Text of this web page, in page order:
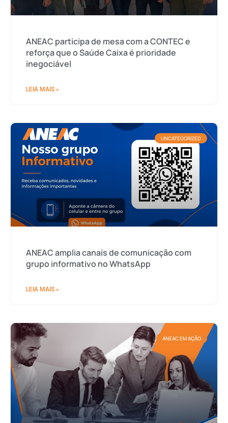
ANEAC participa de mesa com a CONTEC e
reforça que o Saúde Caixa é prioridade
inegociável
LEIA MAIS »
UNCATEGORIZED
ANEAC amplia canais de comunicação com
grupo informativo no WhatsApp
LEIA MAIS »
ANEAC EM AÇÃO